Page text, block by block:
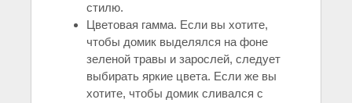
стилю.
Цветовая гамма. Если вы хотите,
чтобы домик выделялся на фоне
зеленой травы и зарослей, следует
выбирать яркие цвета. Если же вы
хотите, чтобы домик сливался с